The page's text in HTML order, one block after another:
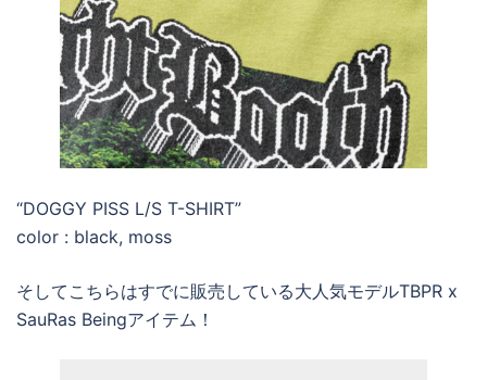
“DOGGY PISS L/S T-SHIRT”
color : black, moss
そしてこちらはすでに販売している大人気モデルTBPR x
SauRas Beingアイテム！